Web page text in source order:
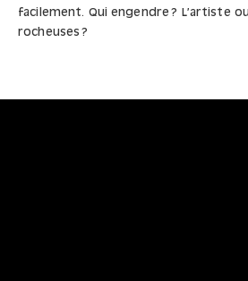
facilement. Qui engendre ? L’artiste
rocheuses ?